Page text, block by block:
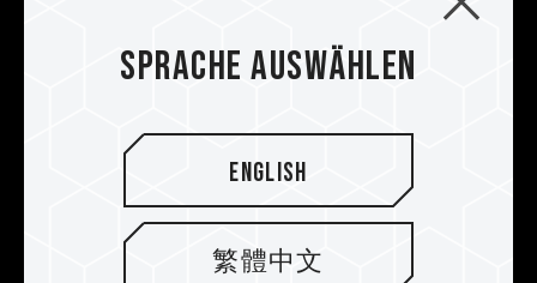
Übertaktungstechnologien (XMP 2.0)
unterstützen; andernfalls erreicht der
TEAMGROUP-Speichermodule werden unter
normalen Spannungsbedingungen getestet.
Bei Problemen mit dem Prozessor oder dem
Motherboard wenden Sie sich bitte an den
jeweiligen Kundendienst des Prozessor- oder
Korrosionsbeständigkeit verbessern und macht
ihn nicht leitend. Außerdem kann der
supraleitende thermische Klebstoff den
Betriebstemperaturen halten.
Sprache auswählen
English
繁體中文